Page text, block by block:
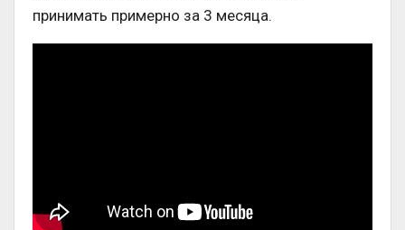
принимать примерно за 3 месяца.